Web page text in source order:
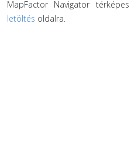
MapFactor Navigator
letöltés oldalra.